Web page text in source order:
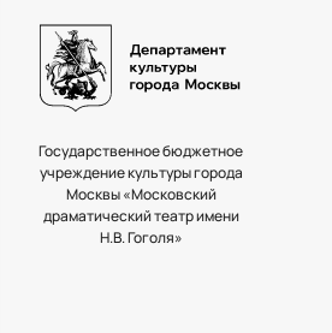
Государственное бюджетное
учреждение культуры города
Москвы «Московский
драматический театр имени
Н.В. Гоголя»